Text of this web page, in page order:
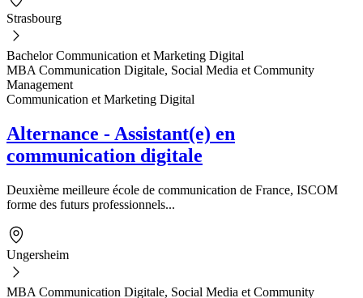
Strasbourg
Bachelor Communication et Marketing Digital
MBA Communication Digitale, Social Media et Community
Management
Communication et Marketing Digital
Alternance - Assistant(e) en
communication digitale
Deuxième meilleure école de communication de France, ISCOM
forme des futurs professionnels...
Ungersheim
MBA Communication Digitale, Social Media et Community